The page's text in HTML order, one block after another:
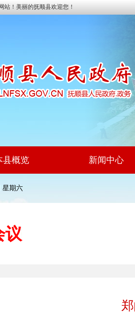
站！美丽的抚顺县欢迎您！
县概览 新闻中心
星期六
议